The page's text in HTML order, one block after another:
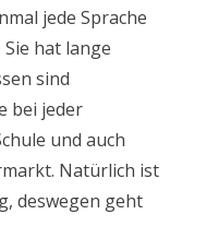
jede Sprache
hat lange
sind
bei jeder
und auch
Natürlich ist
deswegen geht